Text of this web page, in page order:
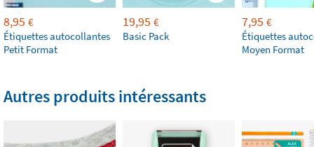
8,95 €
Étiquettes autocollantes
Petit Format
19,95 €
Basic Pack
7,95 €
Étiquettes
Moyen Format
Autres produits intéressants